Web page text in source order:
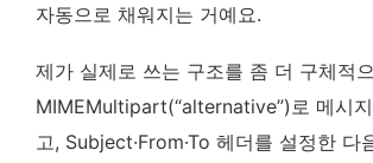
자동으로 채워지는 거예요.
제가 실제로 쓰는 구조를 좀 더 구체적
MIMEMultipart(“alternative”)로 메시
고, Subject·From·To 헤더를 설정한 다